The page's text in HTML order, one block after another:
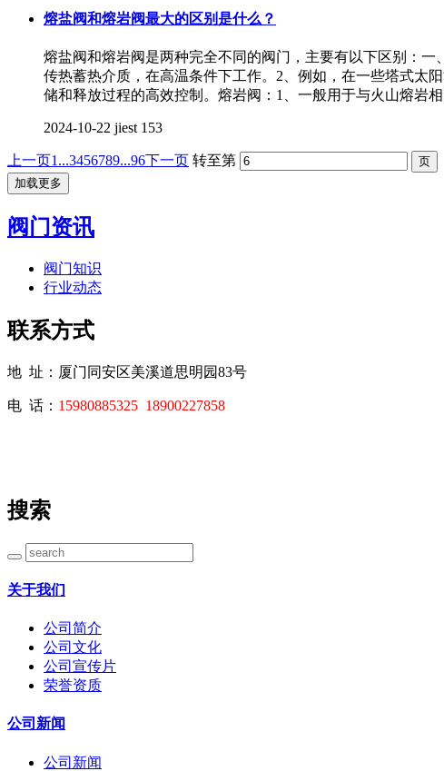
熔盐阀和熔岩阀最大的区别是什么？
熔盐阀和熔岩阀是两种完全不同的阀门，主要有以下区别：
传热蓄热介质，在高温条件下工作。2、例如，在一些塔式太
储和释放过程的高效控制。熔岩阀：1、一般用于与火山熔岩
2024-10-22 jiest 153
上一页1...3456789...96下一页 转至第
加载更多
阀门资讯
阀门知识
行业动态
联系方式
地 址：厦门同安区美溪道思明园83号
电 话： 15980885325 18900227858
搜索
关于我们
公司简介
公司文化
公司宣传片
荣誉资质
公司新闻
公司新闻